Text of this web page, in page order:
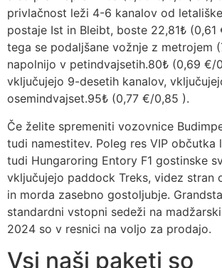
privlačnost leži 4-6 kanalov od
postaje Ist in Bleibt, boste 22,81₺ (0,61
tega se podaljšane vožnje z metrojem
napolnijo v petindvajsetih.80₺ (0,69 €/
vključujejo 9-desetih kanalov,
osemindvajset.95₺ (0,77 €/0,85 ).
Če želite spremeniti vozovnice
tudi namestitev. Poleg res VIP občutka
tudi Hungaroring Entory F1 gostinske
vključujejo paddock Treks, videz stran
in morda zasebno gostoljubje.
standardni vstopni sedeži na
2024 so v resnici na voljo za prodajo.
Vsi naši paketi so